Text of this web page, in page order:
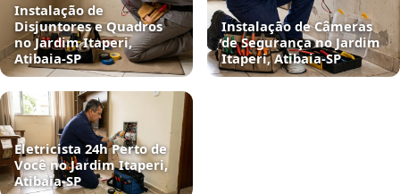
Instalação de
Disjuntores e Quadros
no Jardim Itaperi,
Atibaia‑SP
Instalação de Câmeras
de Segurança no Jardim
Itaperi, Atibaia‑SP
Eletricista 24h Perto de
Você no Jardim Itaperi,
Atibaia‑SP